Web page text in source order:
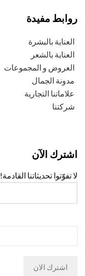
روابط مفيدة
العناية بالبشرة
العناية بالشعر
العروض و المجموعات
مدونة الجمال
علاماتنا التجارية
شركتنا
اشترك الآن
لا تفوّتوا تحديثاتنا